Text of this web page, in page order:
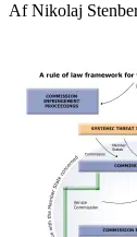
Af Nikolaj